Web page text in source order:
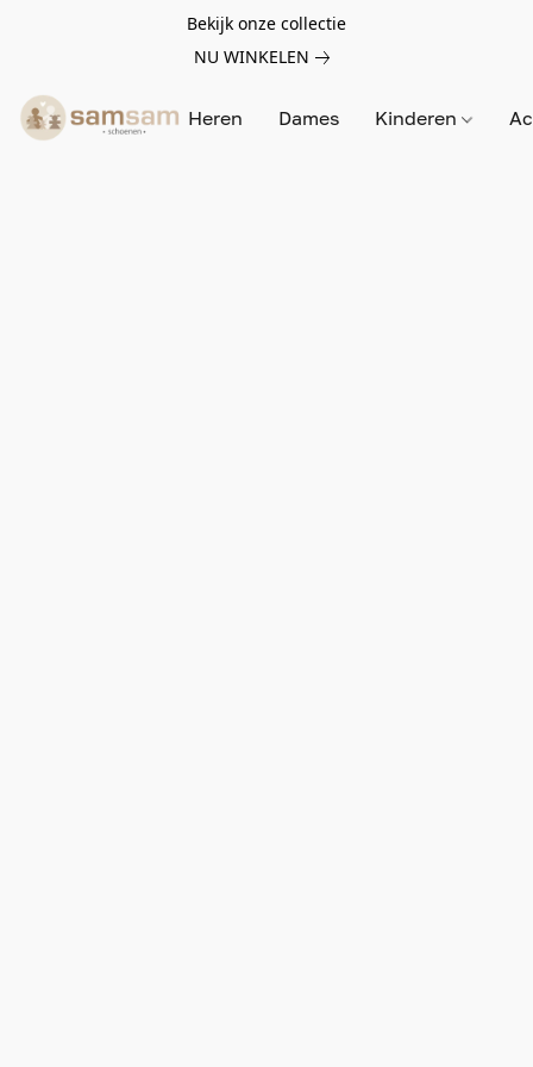
Bekijk onze collectie
NU WINKELEN
Heren Dames Kinderen